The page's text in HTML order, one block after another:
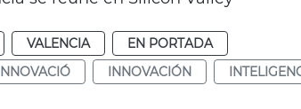
VALENCIA
EN PORTADA
INNOVACIÓN